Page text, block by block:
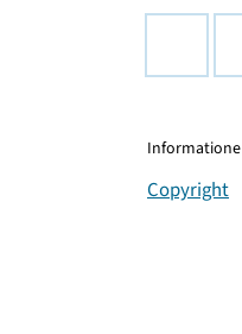
Copyright